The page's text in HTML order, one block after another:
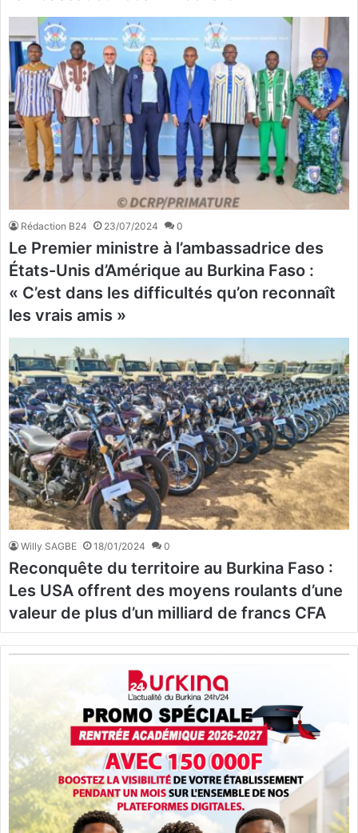
Rédaction B24 23/07/2024 0
Le Premier ministre à l’ambassadrice des
États-Unis d’Amérique au Burkina Faso :
« C’est dans les difficultés qu’on reconnaît
les vrais amis »
Willy SAGBE 18/01/2024 0
Reconquête du territoire au Burkina Faso :
Les USA offrent des moyens roulants d’une
valeur de plus d’un milliard de francs CFA